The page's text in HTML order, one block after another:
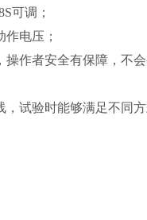
可调；
电压；
作者安全有保障，不会
试验时能够满足不同方